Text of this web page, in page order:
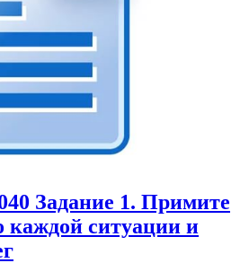
Задание 1. Примите
каждой ситуации и